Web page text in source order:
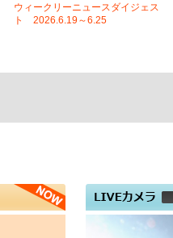
ウィークリーニュースダイジェス
ト 2026.6.19～6.25